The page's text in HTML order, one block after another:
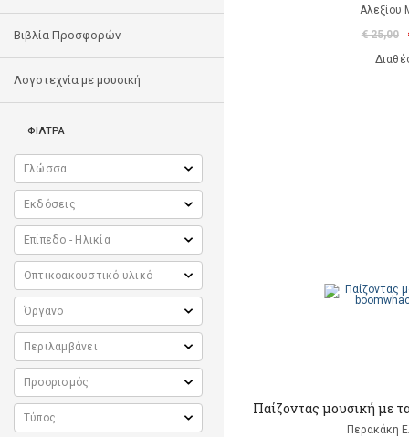
Βιβλία Προσφορών
Λογοτεχνία με μουσική
ΦΙΛΤΡΑ
Αλεξίου
€ 25,00
Παίζοντας μουσική με
Περακάκη